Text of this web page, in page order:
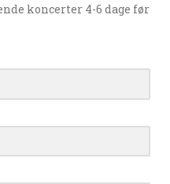
koncerter 4-6 dage før